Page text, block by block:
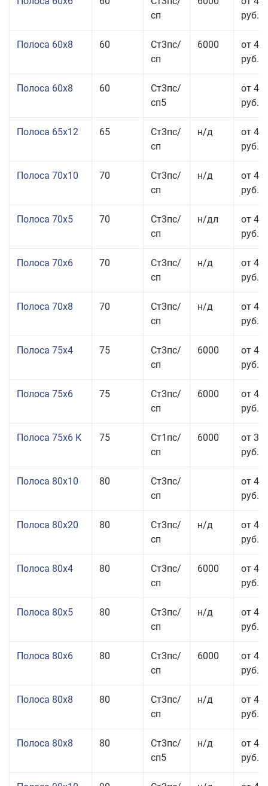
сп
руб.
Полоса 60x8 60
Ст3пс/
сп
6000
от 42
руб.
Полоса 60x8 60
Ст3пс/
сп5
от 42
руб.
Полоса 65x12 65
Ст3пс/
сп
н/д
от 42
руб.
Полоса 70x10 70
Ст3пс/
сп
н/д
от 42
руб.
Полоса 70x5 70
Ст3пс/
сп
н/дл
от 43
руб.
Полоса 70x6 70
Ст3пс/
сп
н/д
от 42
руб.
Полоса 70x8 70
Ст3пс/
сп
н/д
от 43
руб.
Полоса 75x4 75
Ст3пс/
сп
6000
от 41
руб.
Полоса 75x6 75
Ст3пс/
сп
6000
от 42
руб.
Полоса 75x6 К 75
Ст1пс/
сп
6000
от 35
руб.
Полоса 80x10 80
Ст3пс/
сп
от 42
руб.
Полоса 80x20 80
Ст3пс/
сп
н/д
от 49
руб.
Полоса 80x4 80
Ст3пс/
сп
6000
от 42
руб.
Полоса 80x5 80
Ст3пс/
сп
н/д
от 43
руб.
Полоса 80x6 80
Ст3пс/
сп
6000
от 42
руб.
Полоса 80x8 80
Ст3пс/
сп
н/д
от 41
руб.
Полоса 80x8 80
Ст3пс/
сп5
н/д
от 41
руб.